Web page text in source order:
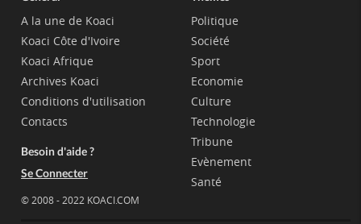
A la une de Koaci
Koaci Côte d'Ivoire
Koaci Afrique
Archives Koaci
Conditions d'utilisation
Contacts
Besoin d'aide ?
Se Connecter
© 2008 - 2022 KOACI.COM
Politique
Société
Sport
Economie
Culture
Technologie
Tribune
Evènement
Santé